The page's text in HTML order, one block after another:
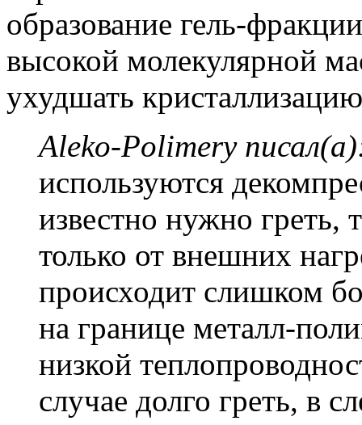
образование гель-
высокой молекулярной
ухудшать
Aleko-Polimery
используются
известно нужно греть,
только от внешних
происходит слишком
на границе металл-
низкой
случае долго греть, в